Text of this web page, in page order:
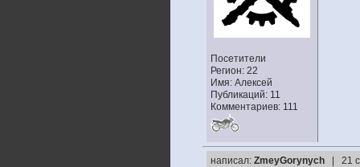
Посетители
Регион: 22
Имя: Алексей
Публикаций: 11
Комментариев: 111
написал: ZmeyGorynych | 21